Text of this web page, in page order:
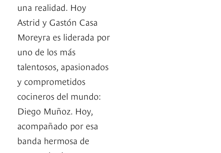
una realidad. Hoy
Astrid y Gastón Casa
Moreyra es liderada por
uno de los más
talentosos, apasionados
y comprometidos
cocineros del mundo:
Diego Muñoz. Hoy,
acompañado por esa
banda hermosa de